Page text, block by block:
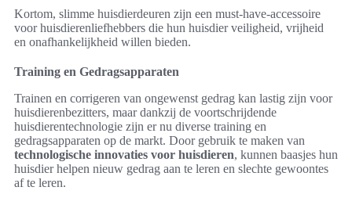
Kortom, slimme huisdierdeuren zijn een must-have-accessoire
voor huisdierenliefhebbers die hun huisdier veiligheid, vrijheid
en onafhankelijkheid willen bieden.
Training en Gedragsapparaten
Trainen en corrigeren van ongewenst gedrag kan lastig zijn voor
huisdierenbezitters, maar dankzij de voortschrijdende
huisdierentechnologie zijn er nu diverse training en
gedragsapparaten op de markt. Door gebruik te maken van
technologische innovaties voor huisdieren, kunnen baasjes hun
huisdier helpen nieuw gedrag aan te leren en slechte gewoontes
af te leren.